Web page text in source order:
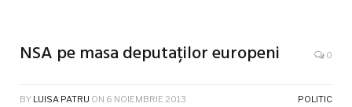
NSA pe masa deputaților europeni 0
BY LUISA PATRU ON 6 NOIEMBRIE 2013 POLITIC